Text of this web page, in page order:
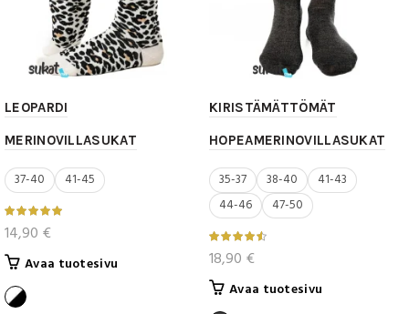
LEOPARDI
MERINOVILLASUKAT
37-40 41-45
14,90 €
Avaa tuotesivu
KIRISTÄMÄTTÖMÄT
HOPEAMERINOVILLASUKAT
35-37 38-40
41-43
44-46
47-50
18,90 €
Avaa tuotesivu